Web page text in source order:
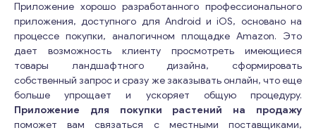
Приложение хорошо разработанного профессионального
приложения, доступного для Android и iOS, основано на
процессе покупки, аналогичном площадке Amazon. Это
дает возможность клиенту просмотреть имеющиеся
товары ландшафтного дизайна, сформировать
собственный запрос и сразу же заказывать онлайн, что еще
больше упрощает и ускоряет общую процедуру.
Приложение для покупки растений на продажу
поможет вам связаться с местными поставщиками,